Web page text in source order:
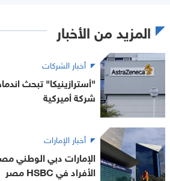
المزيد من الأخبار
أخبار الشركات
شركة أميركية
أخبار الإمارات
الإمارات دبي الوطني
الأفراد في HSBC مصر